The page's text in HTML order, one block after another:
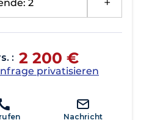
2
: 2 200 €
privatisieren
Nachricht